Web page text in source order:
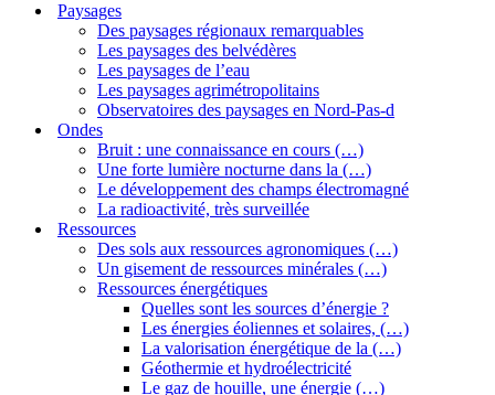
Paysages
Des paysages régionaux remarquables
Les paysages des belvédères
Les paysages de l’eau
Les paysages agrimétropolitains
Observatoires des paysages en Nord-Pas-d
Ondes
Bruit : une connaissance en cours (…)
Une forte lumière nocturne dans la (…)
Le développement des champs électromagné
La radioactivité, très surveillée
Ressources
Des sols aux ressources agronomiques (…)
Un gisement de ressources minérales (…)
Ressources énergétiques
Quelles sont les sources d’énergie ?
Les énergies éoliennes et solaires, (…)
La valorisation énergétique de la (…)
Géothermie et hydroélectricité
Le gaz de houille, une énergie (…)